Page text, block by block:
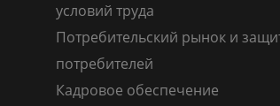
условий труда
Потребительский рынок и
потребителей
Кадровое обеспечение